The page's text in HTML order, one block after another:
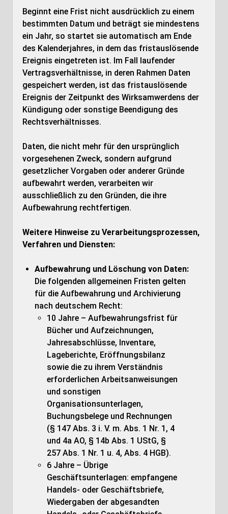
Beginnt eine Frist nicht ausdrücklich zu einem
bestimmten Datum und beträgt sie mindestens
ein Jahr, so startet sie automatisch am Ende
des Kalenderjahres, in dem das fristauslösende
Ereignis eingetreten ist. Im Fall laufender
Vertragsverhältnisse, in deren Rahmen Daten
gespeichert werden, ist das fristauslösende
Ereignis der Zeitpunkt des Wirksamwerdens der
Kündigung oder sonstige Beendigung des
Rechtsverhältnisses.
Daten, die nicht mehr für den ursprünglich
vorgesehenen Zweck, sondern aufgrund
gesetzlicher Vorgaben oder anderer Gründe
aufbewahrt werden, verarbeiten wir
ausschließlich zu den Gründen, die ihre
Aufbewahrung rechtfertigen.
Weitere Hinweise zu Verarbeitungsprozessen,
Verfahren und Diensten:
Aufbewahrung und Löschung von Daten:
Die folgenden allgemeinen Fristen gelten
für die Aufbewahrung und Archivierung
nach deutschem Recht:
10 Jahre – Aufbewahrungsfrist für
Bücher und Aufzeichnungen,
Jahresabschlüsse, Inventare,
Lageberichte, Eröffnungsbilanz
sowie die zu ihrem Verständnis
erforderlichen Arbeitsanweisungen
und sonstigen
Organisationsunterlagen,
Buchungsbelege und Rechnungen
(§ 147 Abs. 3 i. V. m. Abs. 1 Nr. 1, 4
und 4a AO, § 14b Abs. 1 UStG, §
257 Abs. 1 Nr. 1 u. 4, Abs. 4 HGB).
6 Jahre – Übrige
Geschäftsunterlagen: empfangene
Handels- oder Geschäftsbriefe,
Wiedergaben der abgesandten